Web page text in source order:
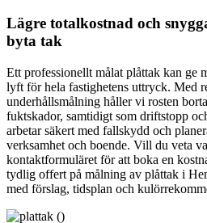
Lägre totalkostnad och
byta tak
Ett professionellt målat plåttak kan ge
lyft för hela fastighetens uttryck. Med
underhållsmålning håller vi rosten
fuktskador, samtidigt som driftstopp
arbetar säkert med fallskydd och
verksamhet och boende. Vill du veta
kontaktformuläret för att boka en
tydlig offert på målning av plåttak i
med förslag, tidsplan och